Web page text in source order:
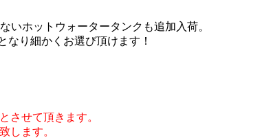
いホットウォータータンクも追加入荷。
なり細かくお選び頂けます！
させて頂きます。
します。